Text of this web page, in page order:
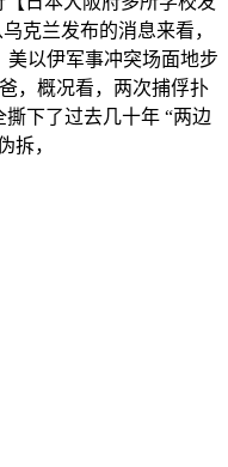
克兰发布的消息来看，
美以伊军事冲突场面地步
，概况看，两次捕俘扑
下了过去几十年 “两边
拆，